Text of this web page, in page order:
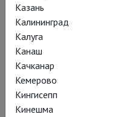
Казань
Калининград
Калуга
Канаш
Качканар
Кемерово
Кингисепп
Кинешма